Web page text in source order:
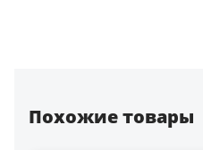
Похожие товары